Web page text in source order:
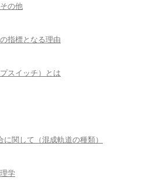
の他
指標となる理由
スイッチ）とは
関して（混成軌道の種類）
学